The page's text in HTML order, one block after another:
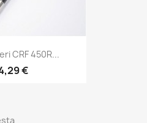
CRF 450R...
€